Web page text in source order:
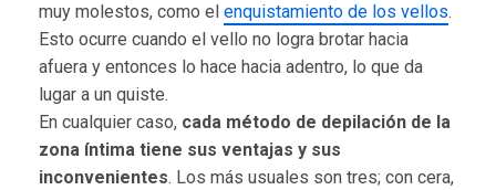
muy molestos, como el enquistamiento de los vellos.
Esto ocurre cuando el vello no logra brotar hacia
afuera y entonces lo hace hacia adentro, lo que da
lugar a un quiste.
En cualquier caso, cada método de depilación de la
zona íntima tiene sus ventajas y sus
inconvenientes. Los más usuales son tres; con cera,